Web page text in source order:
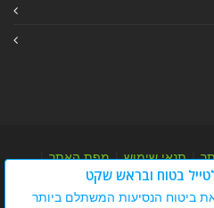
|תנאי שימוש|מפת האתר|
מפת אלבום|מפת מאמרי מידע
בטוח ובראש שקט
ביטוח הנסיעות המשתלם ביותר